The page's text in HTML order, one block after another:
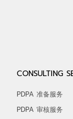
CONSULTING
PDPA 准备服务
PDPA 审核服务